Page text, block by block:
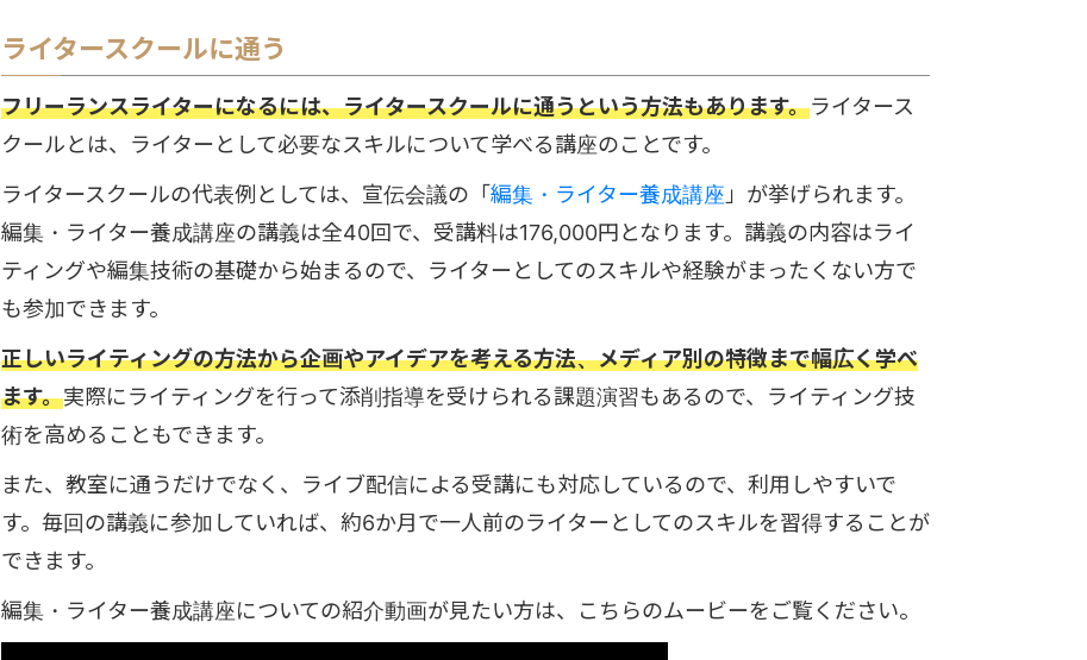
ライタースクールに通う
フリーランスライターになるには、ライタースクールに通うという方法もあります。ライタース
クールとは、ライターとして必要なスキルについて学べる講座のことです。
ライタースクールの代表例としては、宣伝会議の「 編集・ライター養成講座 」が挙げられます。
編集・ライター養成講座の講義は全40回で、受講料は176,000円となります。講義の内容はライ
ティングや編集技術の基礎から始まるので、ライターとしてのスキルや経験がまったくない方で
も参加できます。
正しいライティングの方法から企画やアイデアを考える方法、メディア別の特徴まで幅広く学べ
ます。実際にライティングを行って添削指導を受けられる課題演習もあるので、ライティング技
術を高めることもできます。
また、教室に通うだけでなく、ライブ配信による受講にも対応しているので、利用しやすいで
す。毎回の講義に参加していれば、約6か月で一人前のライターとしてのスキルを習得することが
できます。
編集・ライター養成講座についての紹介動画が見たい方は、こちらのムービーをご覧ください。